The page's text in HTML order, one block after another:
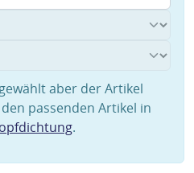
aber der Artikel
passenden Artikel in
.